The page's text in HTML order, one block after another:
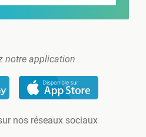
notre application
nos réseaux sociaux